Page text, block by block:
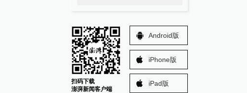
扫码下载
澎湃新闻客户端
Android版
iPhone版
iPad版